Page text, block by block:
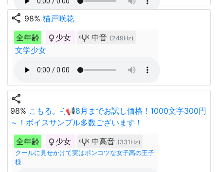
share 98% 猫戸咲花
全年齢
少女 中音 (249Hz)
文学少女
share
98% こもる。- ̗̀📢8月までお試し価格！1000文字300円
～！ボイスサンプル多数ございます！
全年齢
少女 中高音 (331Hz)
クールに見せかけて実はポンコツな女子高の王子
様